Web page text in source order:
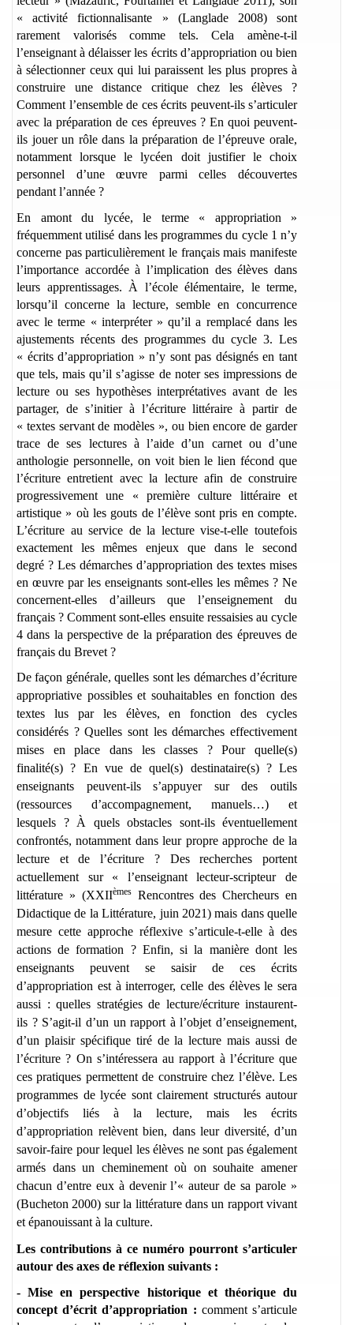
« activité fictionnalisante » (Langlade 2008) sont
rarement valorisés comme tels. Cela amène-t-il
l’enseignant à délaisser les écrits d’appropriation ou bien
à sélectionner ceux qui lui paraissent les plus propres à
construire une distance critique chez les élèves ?
Comment l’ensemble de ces écrits peuvent-ils s’articuler
avec la préparation de ces épreuves ? En quoi peuvent-
ils jouer un rôle dans la préparation de l’épreuve orale,
notamment lorsque le lycéen doit justifier le choix
personnel d’une œuvre parmi celles découvertes
pendant l’année ?
En amont du lycée, le terme « appropriation »
fréquemment utilisé dans les programmes du cycle 1 n’y
concerne pas particulièrement le français mais manifeste
l’importance accordée à l’implication des élèves dans
leurs apprentissages. À l’école élémentaire, le terme,
lorsqu’il concerne la lecture, semble en concurrence
avec le terme « interpréter » qu’il a remplacé dans les
ajustements récents des programmes du cycle 3. Les
« écrits d’appropriation » n’y sont pas désignés en tant
que tels, mais qu’il s’agisse de noter ses impressions de
lecture ou ses hypothèses interprétatives avant de les
partager, de s’initier à l’écriture littéraire à partir de
« textes servant de modèles », ou bien encore de garder
trace de ses lectures à l’aide d’un carnet ou d’une
anthologie personnelle, on voit bien le lien fécond que
l’écriture entretient avec la lecture afin de construire
progressivement une « première culture littéraire et
artistique » où les gouts de l’élève sont pris en compte.
L’écriture au service de la lecture vise-t-elle toutefois
exactement les mêmes enjeux que dans le second
degré ? Les démarches d’appropriation des textes mises
en œuvre par les enseignants sont-elles les mêmes ? Ne
concernent-elles d’ailleurs que l’enseignement du
français ? Comment sont-elles ensuite ressaisies au cycle
4 dans la perspective de la préparation des épreuves de
français du Brevet ?
De façon générale, quelles sont les démarches d’écriture
appropriative possibles et souhaitables en fonction des
textes lus par les élèves, en fonction des cycles
considérés ? Quelles sont les démarches effectivement
mises en place dans les classes ? Pour quelle(s)
finalité(s) ? En vue de quel(s) destinataire(s) ? Les
enseignants peuvent-ils s’appuyer sur des outils
(ressources d’accompagnement, manuels…) et
lesquels ? À quels obstacles sont-ils éventuellement
confrontés, notamment dans leur propre approche de la
lecture et de l’écriture ? Des recherches portent
actuellement sur « l’enseignant lecteur-scripteur de
littérature » (XXIIèmesRencontres des Chercheurs en
Didactique de la Littérature, juin 2021) mais dans quelle
mesure cette approche réflexive s’articule-t-elle à des
actions de formation ? Enfin, si la manière dont les
enseignants peuvent se saisir de ces écrits
d’appropriation est à interroger, celle des élèves le sera
aussi : quelles stratégies de lecture/écriture instaurent-
ils ? S’agit-il d’un un rapport à l’objet d’enseignement,
d’un plaisir spécifique tiré de la lecture mais aussi de
l’écriture ? On s’intéressera au rapport à l’écriture que
ces pratiques permettent de construire chez l’élève. Les
programmes de lycée sont clairement structurés autour
d’objectifs liés à la lecture, mais les écrits
d’appropriation relèvent bien, dans leur diversité, d’un
savoir-faire pour lequel les élèves ne sont pas également
armés dans un cheminement où on souhaite amener
chacun d’entre eux à devenir l’« auteur de sa parole »
(Bucheton 2000) sur la littérature dans un rapport vivant
et épanouissant à la culture.
Les contributions à ce numéro pourront s’articuler
autour des axes de réflexion suivants :
- Mise en perspective historique et théorique du
concept d’écrit d’appropriation : comment s’articule